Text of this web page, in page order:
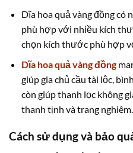
Dĩa hoa quả vàng đồng có
phù hợp với nhiều kích
chọn kích thước phù hợp
Dĩa hoa quả vàng đồng
giúp gia chủ cầu tài lộc,
còn giúp thanh lọc không
thanh tịnh và trang nghiêm.
Cách sử dụng và bảo